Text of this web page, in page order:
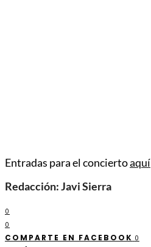
Entradas para el conciertoaquí
Redacción: Javi Sierra
0
0
COMPARTE EN FACEBOOK 0